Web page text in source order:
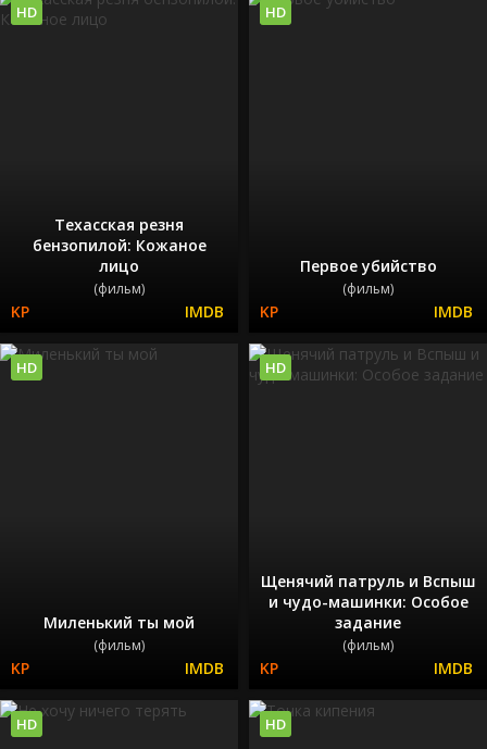
Техасская резня
бензопилой: Кожаное
лицо
(фильм)
HD
Первое убийство
(фильм)
HD
Миленький ты мой
(фильм)
HD
Щенячий патруль и Вспыш
и чудо-машинки: Особое
задание
(фильм)
HD
HD HD